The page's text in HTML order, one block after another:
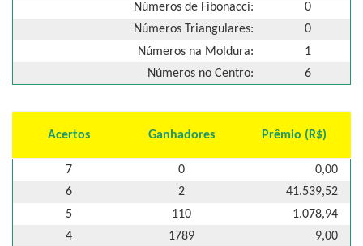
Números de Fibonacci:
0
Números Triangulares:
0
Números na Moldura:
1
Números no Centro:
6
Acertos Ganhadores Prêmio (R$)
7 0
0,00
6
2
41.539,52
5
110
1.078,94
4
1789
9,00